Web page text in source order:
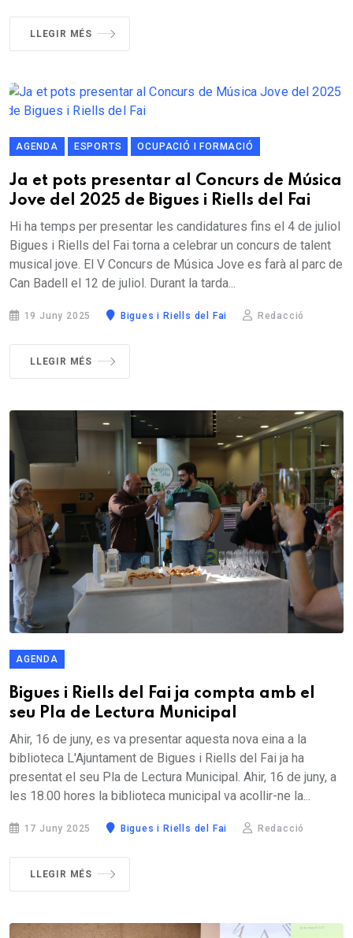
LLEGIR MÉS
AGENDA ESPORTS OCUPACIÓ I FORMACIÓ
Ja et pots presentar al Concurs de Música
Jove del 2025 de Bigues i Riells del Fai
Hi ha temps per presentar les candidatures fins el 4 de juliol
Bigues i Riells del Fai torna a celebrar un concurs de talent
musical jove. El V Concurs de Música Jove es farà al parc de
Can Badell el 12 de juliol. Durant la tarda...
19 Juny 2025 Bigues i Riells del Fai Redacció
LLEGIR MÉS
AGENDA
Bigues i Riells del Fai ja compta amb el
seu Pla de Lectura Municipal
Ahir, 16 de juny, es va presentar aquesta nova eina a la
biblioteca L'Ajuntament de Bigues i Riells del Fai ja ha
presentat el seu Pla de Lectura Municipal. Ahir, 16 de juny, a
les 18.00 hores la biblioteca municipal va acollir-ne la...
17 Juny 2025 Bigues i Riells del Fai Redacció
LLEGIR MÉS